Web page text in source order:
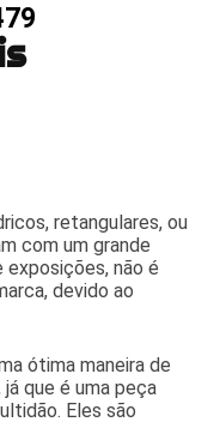
retangulares, ou
com um grande
não é
devido ao
ótima maneira de
que é uma peça
Eles são